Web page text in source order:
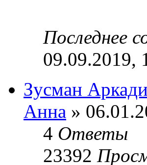
Последнее
09.09.2019,
Зусман
Анна »
4 Ответы
23392